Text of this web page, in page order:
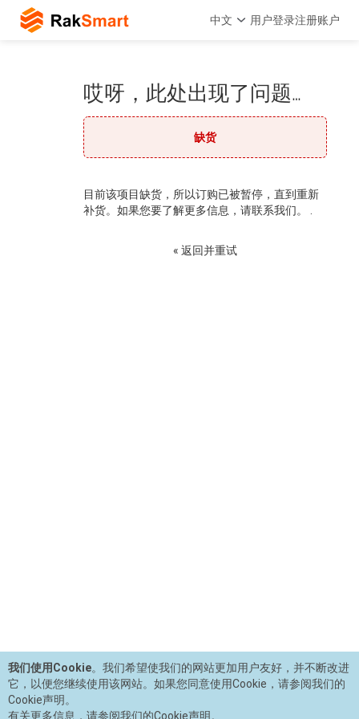
中文 用户登录注册账户
哎呀，此处出现了问题…
缺货
目前该项目缺货，所以订购已被暂停，直到重新
补货。如果您要了解更多信息，请联系我们。 .
« 返回并重试
我们使用Cookie。我们希望使我们的网站更加用户友好，并不断改进
它，以便您继续使用该网站。如果您同意使用Cookie，请参阅我们的
Cookie声明。
有关更多信息，请参阅我们的Cookie声明。